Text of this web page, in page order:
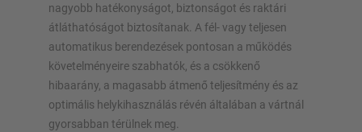
nagyobb hatékonyságot, biztonságot és raktári
átláthatóságot biztosítanak. A fél- vagy teljesen
automatikus berendezések pontosan a működés
követelményeire szabhatók, és a csökkenő
hibaarány, a magasabb átmenő teljesítmény és az
optimális helykihasználás révén általában a vártnál
gyorsabban térülnek meg.